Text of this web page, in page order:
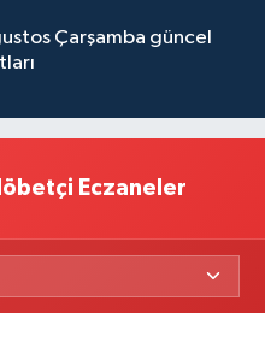
Çarşamba güncel
Eczaneler